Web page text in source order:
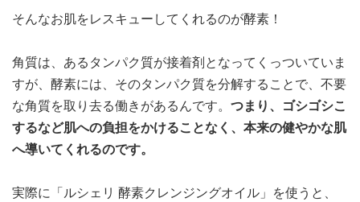
そんなお肌をレスキューしてくれるのが酵素！
角質は、あるタンパク質が接着剤となってくっついていま
すが、酵素には、そのタンパク質を分解することで、不要
な角質を取り去る働きがあるんです。 つまり、ゴシゴシこ
するなど肌への負担をかけることなく、本来の健やかな肌
へ導いてくれるのです。
実際に「ルシェリ 酵素クレンジングオイル」を使うと、